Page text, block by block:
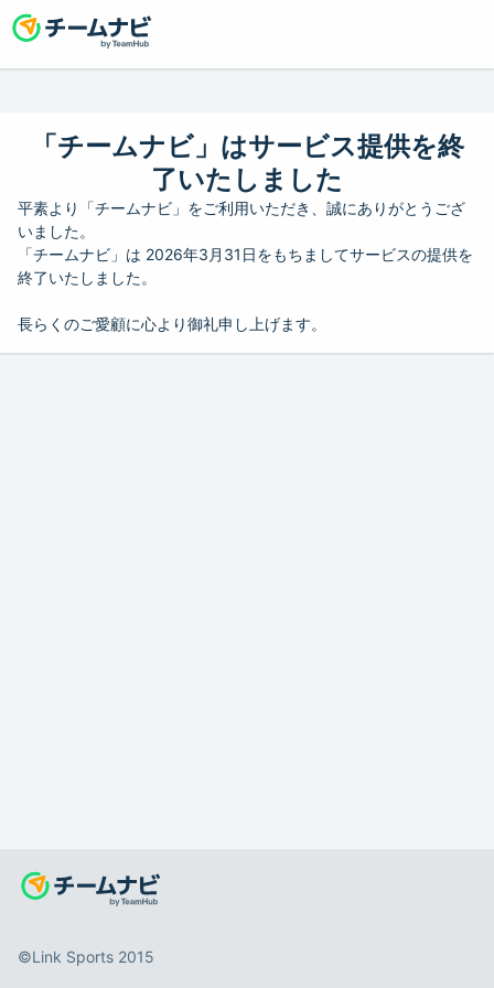
「チームナビ」はサービス提供を終
了いたしました
平素より「チームナビ」をご利用いただき、誠にありがとうござ
いました。
「チームナビ」は 2026年3月31日をもちましてサービスの提供を
終了いたしました。
長らくのご愛顧に心より御礼申し上げます。
©️Link Sports 2015